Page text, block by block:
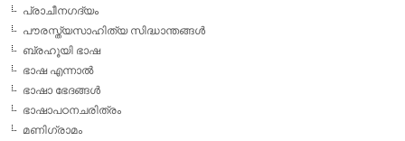
പ്രാചീനഗദ്യം
പൗരസ്ത്യസാഹിത്യ സിദ്ധാന്തങ്ങള്‍
ബ്രഹൂയി ഭാഷ
ഭാഷ എന്നാല്‍
ഭാഷാ ഭേദങ്ങള്‍
ഭാഷാപഠനചരിത്രം
മണിഗ്രാമം